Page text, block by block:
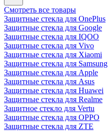
Смотреть все товары
Защитные стекла для OnePlus
Защитные стекла для Google
Защитные стекла для IQOO
Защитные стекла для Vivo
Защитные стекла для Xiaomi
Защитные стекла для Samsung
Защитные стекла для Apple
Защитные стекла для Asus
Защитные стекла для Huawei
Защитные стекла для Realme
Защитное стекло для Vertu
Защитные стекла для OPPO
Защитные стекла для ZTE